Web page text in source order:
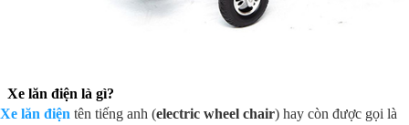
Xe lăn điện là gì?
Xe lăn điện tên tiếng anh (electric wheel chair) hay còn được gọi là